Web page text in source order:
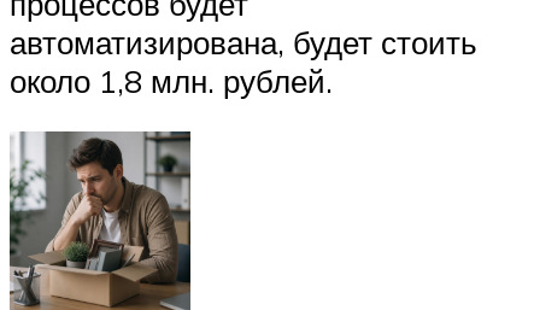
автоматизирована, будет стоить
около 1,8 млн. рублей.